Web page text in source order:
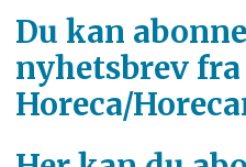
Du kan
nyhetsbrev
Horeca/